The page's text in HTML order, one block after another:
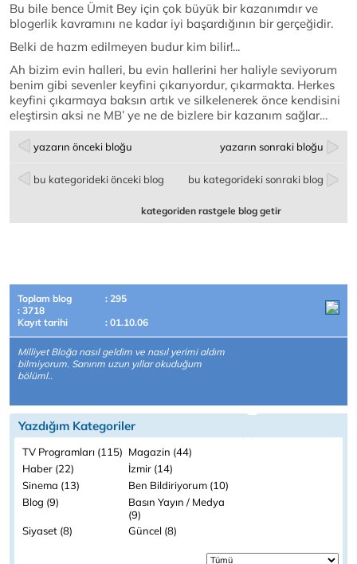
Bu bile bence Ümit Bey için çok büyük bir kazanımdır ve
blogerlik kavramını ne kadar iyi başardığının bir gerçeğidir.
Belki de hazm edilmeyen budur kim bilir!...
Ah bizim evin halleri, bu evin hallerini her haliyle seviyorum
benim gibi sevenler keyfini çıkarıyordur, çıkarmakta. Herkes
keyfini çıkarmaya baksın artık ve silkelenerek önce kendisini
eleştirsin aksi ne MB’ ye ne de bizlere bir kazanım sağlar…
yazarın önceki bloğu yazarın sonraki bloğu
bu kategorideki önceki blog bu kategorideki sonraki blog
kategoriden rastgele blog getir
Toplam blog
: 295
: 3718
Kayıt tarihi
: 01.10.06
Milliyet Bloğa nasıl geldim ve nasıl yerimi aldım
bilmiyorum. Sanırım uzun yıllar okuduğum
bölüml..
Yazdığım Kategoriler
TV Programları (115) Magazin (44)
Haber (22)
İzmir (14)
Sinema (13)
Ben Bildiriyorum (10)
Blog (9)
Basın Yayın / Medya
(9)
Siyaset (8) Güncel (8)